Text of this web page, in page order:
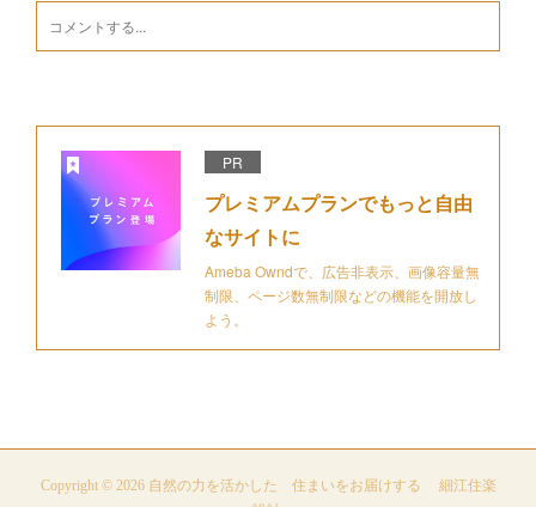
PR
プレミアムプランでもっと自由
なサイトに
Ameba Owndで、広告非表示、画像容量無
制限、ページ数無制限などの機能を開放し
よう。
Copyright © 2026 自然の力を活かした 住まいをお届けする 細江住楽